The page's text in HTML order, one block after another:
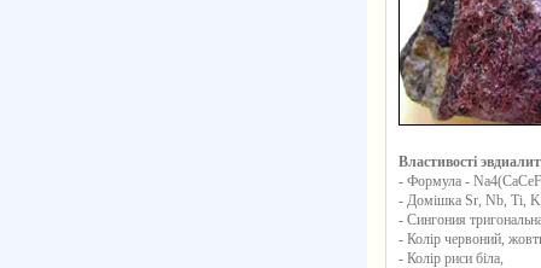
Властивості
- Формула -
- Домішка Sr, Nb, Ti,
- Сингония
- Колір червоний,
- Колір риси біла,